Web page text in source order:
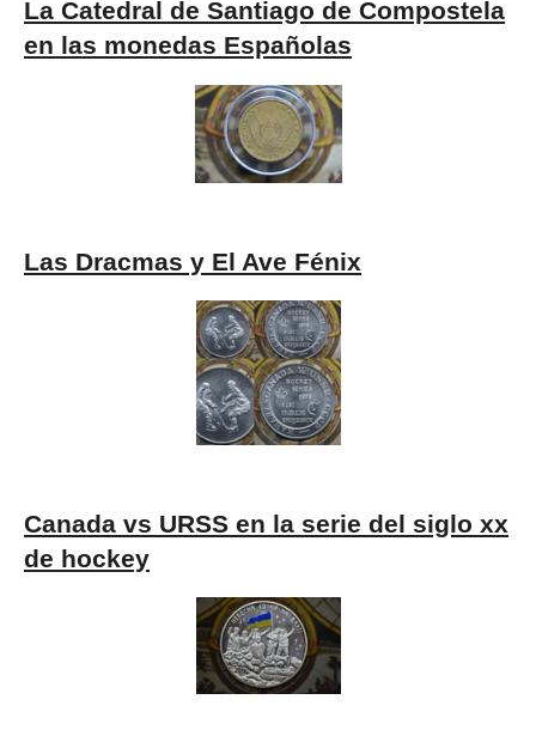
La Catedral de Santiago de Compostela
en las monedas Españolas
Las Dracmas y El Ave Fénix
Canada vs URSS en la serie del siglo xx
de hockey